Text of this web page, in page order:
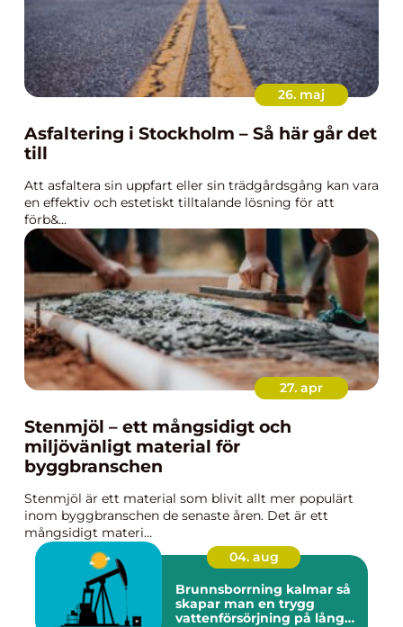
26. maj
Asfaltering i Stockholm – Så här går det
till
Att asfaltera sin uppfart eller sin trädgårdsgång kan vara
en effektiv och estetiskt tilltalande lösning för att
förb&...
27. apr
Stenmjöl – ett mångsidigt och
miljövänligt material för
byggbranschen
Stenmjöl är ett material som blivit allt mer populärt
inom byggbranschen de senaste åren. Det är ett
mångsidigt materi...
04. aug
Brunnsborrning kalmar så
skapar man en trygg
vattenförsörjning på lång